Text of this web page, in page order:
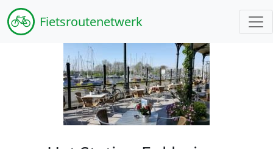
Fietsroutenetwerk